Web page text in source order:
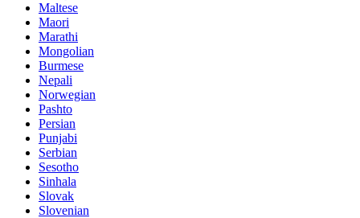
Maltese
Maori
Marathi
Mongolian
Burmese
Nepali
Norwegian
Pashto
Persian
Punjabi
Serbian
Sesotho
Sinhala
Slovak
Slovenian